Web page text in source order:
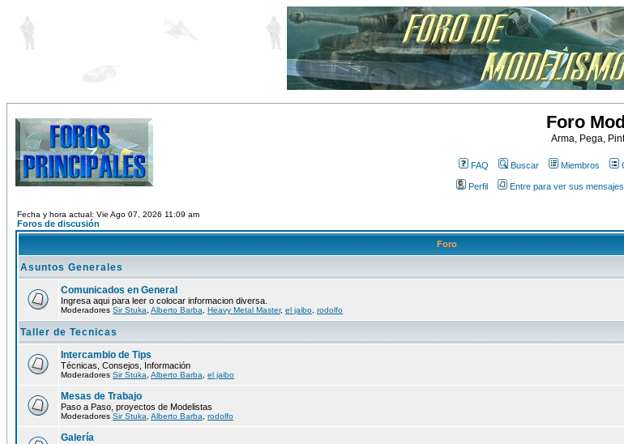
Foro
Arma, Pega,
FAQ Buscar Miembros
Perfil Entre para ver sus
Fecha y hora actual: Vie Ago 07, 2026 11:09 am
Foros de discusión
Foro
Asuntos Generales
Comunicados en General
Ingresa aqui para leer o colocar informacion diversa.
Moderadores Sir Stuka Alberto Barba Heavy Metal Master, el jaibo rodolfo
Taller de Tecnicas
Intercambio de Tips
Técnicas, Consejos, Información
Moderadores Sir Stuka Alberto Barba el jaibo
Mesas de Trabajo
Paso a Paso, proyectos de Modelistas
Moderadores Sir Stuka Alberto Barba rodolfo
Galería